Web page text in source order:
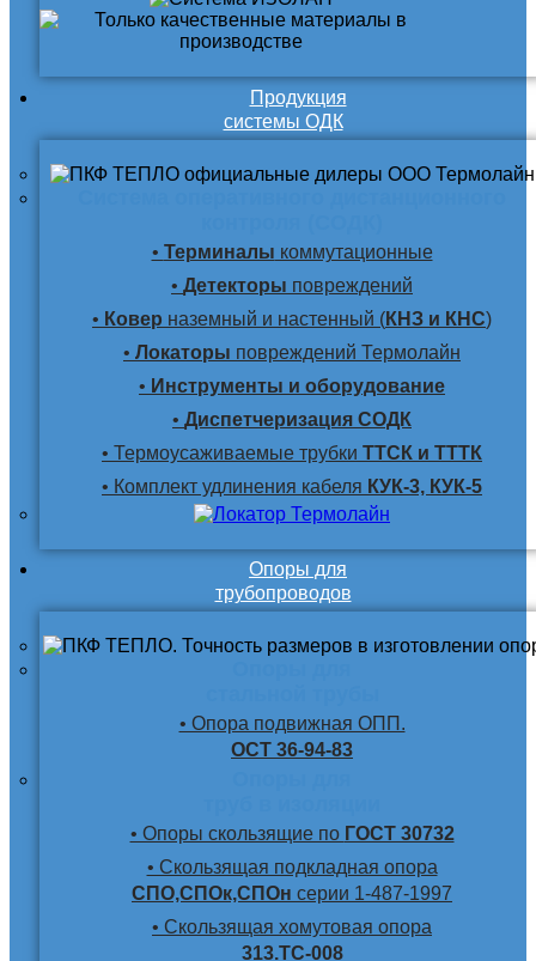
Продукция
системы ОДК
• Терминалы коммутационные
• Детекторы повреждений
• Ковер наземный и настенный (КНЗ и КНС)
• Локаторы повреждений Термолайн
• Инструменты и оборудование
• Диспетчеризация СОДК
• Термоусаживаемые трубки ТТСК и ТТТК
• Комплект удлинения кабеля КУК-3, КУК-5
Опоры для
трубопроводов
• Опора подвижная ОПП.
ОСТ 36-94-83
• Опоры скользящие по ГОСТ 30732
• Скользящая подкладная опора
СПО,СПОк,СПОн серии 1-487-1997
• Скользящая хомутовая опора
313.ТС-008